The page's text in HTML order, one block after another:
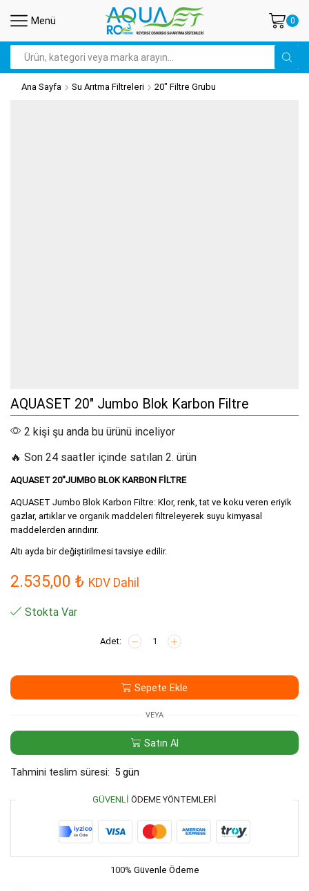
Menü 0
Arama
Ana Sayfa Su Arıtma Filtreleri 20" Filtre Grubu
AQUASET 20″ Jumbo Blok Karbon Filtre
2 kişi şu anda bu ürünü inceliyor
🔥 Son 24 saatler içinde satılan 2. ürün
AQUASET 20″JUMBO BLOK KARBON FİLTRE
AQUASET Jumbo Blok Karbon Filtre: Klor, renk, tat ve koku veren eriyik
gazlar, artıklar ve organik maddeleri filtreleyerek suyu kimyasal
maddelerden arındırır.
Altı ayda bir değiştirilmesi tavsiye edilir.
2.535,00 ₺ KDV Dahil
Stokta Var
AQUASET
20"
Blok
Karbon
Filtre
adet
Sepete Ekle
VEYA
Satın Al
Tahmini teslim süresi: 5 gün
GÜVENLI ÖDEME YÖNTEMLERI
100% Güvenle Ödeme